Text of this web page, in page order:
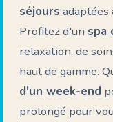
séjours adaptées
Profitez d'un spa
relaxation, de
haut de gamme.
d'un week-end
prolongé pour